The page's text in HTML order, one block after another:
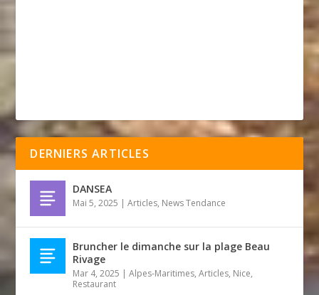
DERNIERS ARTICLES
DANSEA
Mai 5, 2025 |Articles, News Tendance
Bruncher le dimanche sur la plage Beau
Rivage
Mar 4, 2025 |Alpes-Maritimes,Articles, Nice,
Restaurant